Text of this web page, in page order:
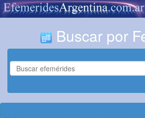
Buscar por